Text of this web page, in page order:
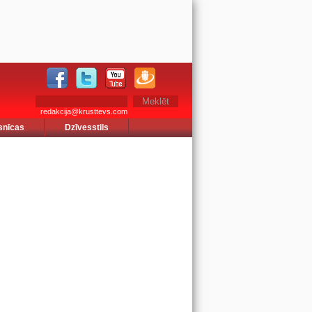
redakcija@krusttevs.com
Dzīvesstils